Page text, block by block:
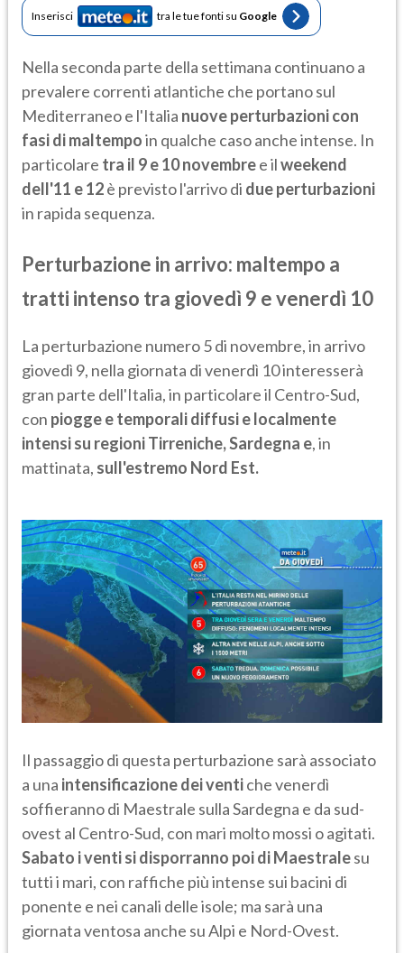
Inserisci tra le tue fonti su Google
Nella seconda parte della settimana continuano a
prevalere correnti atlantiche che portano sul
Mediterraneo e l'Italia nuove perturbazioni con
fasi di maltempoin qualche caso anche intense. In
particolare tra il 9 e 10 novembree ilweekend
dell'11 e 12è previsto l'arrivo di due perturbazioni
in rapida sequenza.
Perturbazione in arrivo: maltempo a
tratti intenso tra giovedì 9 e venerdì 10
La perturbazione numero 5 di novembre, in arrivo
giovedì 9, nella giornata di venerdì 10 interesserà
gran parte dell'Italia, in particolare il Centro-Sud,
con piogge e temporali diffusi e localmente
intensi su regioni Tirreniche, Sardegna e, in
mattinata, sull'estremo Nord Est.
Il passaggio di questa perturbazione sarà associato
a una intensificazione dei ventiche venerdì
soffieranno di Maestrale sulla Sardegna e da sud-
ovest al Centro-Sud, con mari molto mossi o agitati.
Sabato i venti si disporranno poi di Maestralesu
tutti i mari, con raffiche più intense sui bacini di
ponente e nei canali delle isole; ma sarà una
giornata ventosa anche su Alpi e Nord-Ovest.